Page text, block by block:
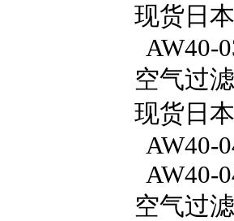
现货日
AW40-
空气过
现货日
AW40-
AW40-
空气过